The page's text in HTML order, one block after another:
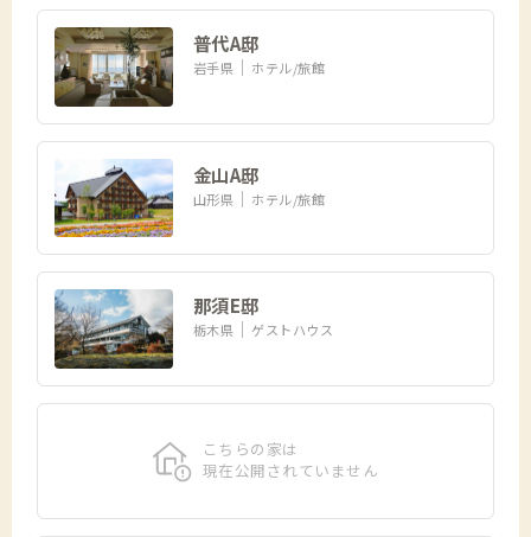
普代A邸
岩手県 ホテル/旅館
金山A邸
山形県 ホテル/旅館
那須E邸
栃木県 ゲストハウス
こちらの家は
現在公開されていません